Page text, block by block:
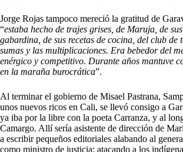
Jorge Rojas tampoco mereció la gratitud de
“estaba hecho de trajes grises, de Maruja, de
gabardina, de sus recetas de cocina, del club
sumas y las multiplicaciones. Era bebedor del
enérgico y competitivo. Durante años mantuve
en la maraña burocrática”.
Al terminar el gobierno de Misael Pastrana,
unos nuevos ricos en Cali, se llevó consigo a
ya iba por la libre con la poeta Carranza, y al
Camargo. Allí sería asistente de dirección de
a escribir pequeños editoriales alabando al
como ministro de justicia; atacando a los